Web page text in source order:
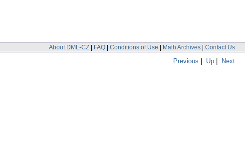
About DML-CZ | FAQ | Conditions of Use | Math Archives | Contact Us
Previous | Up | Next